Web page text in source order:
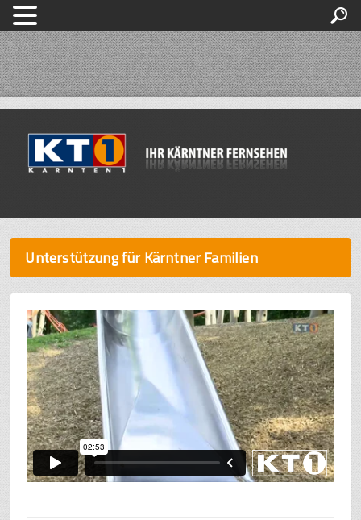
Unterstützung für Kärntner Familien